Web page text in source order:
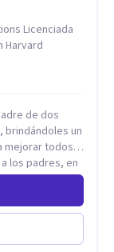
Licenciada
en Harvard
de dos
mejorar todos
de